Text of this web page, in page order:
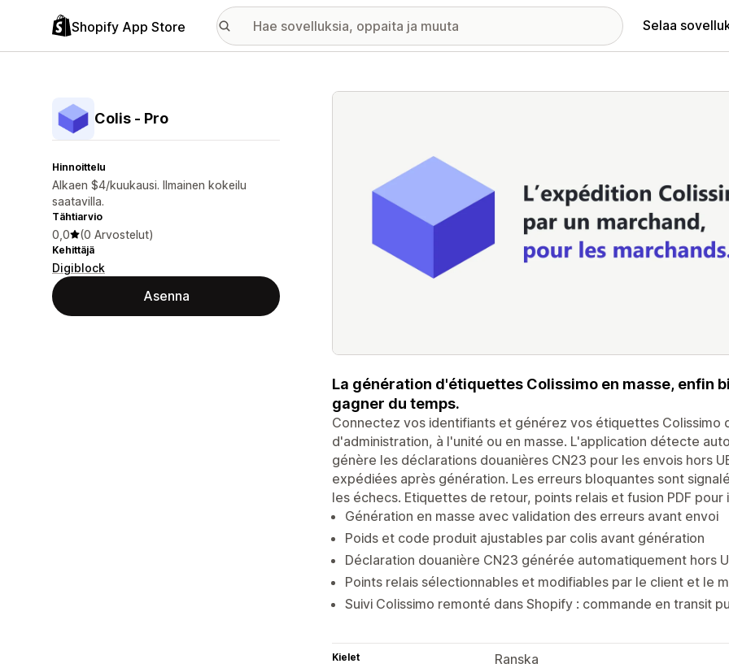
Shopify App Store Selaa
Colis ‑ Pro
Hinnoittelu
Alkaen $4/kuukausi. Ilmainen kokeilu
saatavilla.
Tähtiarvio
0,0 (0 Arvostelut)
Kehittäjä
Digiblock
Asenna
Esittelykuvagalleria
La génération d'étiquettes Colissimo en masse, enfin
gagner du temps.
Connectez vos identifiants et générez vos étiquettes
d'administration, à l'unité ou en masse. L'application détecte
génère les déclarations douanières CN23 pour les envois hors
expédiées après génération. Les erreurs bloquantes sont
les échecs. Etiquettes de retour, points relais et fusion PDF pour
Génération en masse avec validation des erreurs avant envoi
Poids et code produit ajustables par colis avant génération
Déclaration douanière CN23 générée automatiquement hors
Points relais sélectionnables et modifiables par le client et le
Suivi Colissimo remonté dans Shopify : commande en transit
Kielet
Ranska